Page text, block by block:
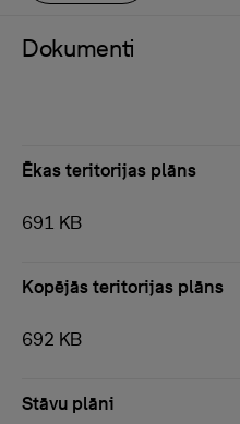
Dokumenti
Ēkas teritorijas plāns
691 KB
Kopējās teritorijas plāns
692 KB
Stāvu plāni